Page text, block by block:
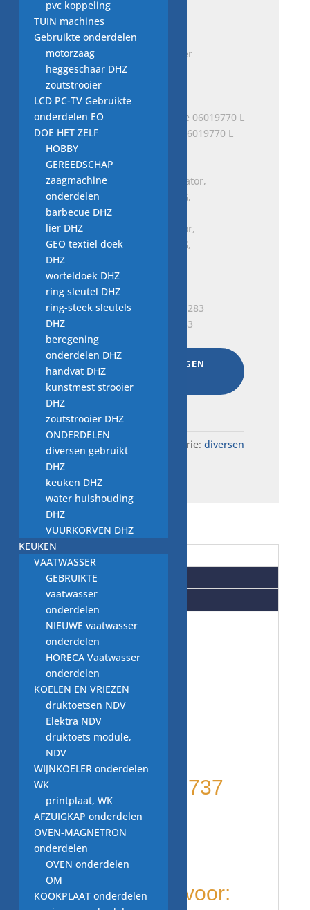
0.05 A
€5,00
drukregelaar vaatwasser
€5,00
beugel afdekplaat Miele 06019770 L
€3,00
zij-inlaat condensventilator,
ABS3204330TS 3204320PG,
€3,00
lampje Miele T.Nr. 3971283
€4,00
AAN WINKELWAGEN
M91N..8760 Categorie: diversen
onderdelen VW
Beschrijving
Aanvullende informatie
Beoordelingen (0)
vaatwasser
onderdelen:
tweedehands
thermostaat
zekering typ 1 737
200, 0.05
Avaatwasser
word gebruikt voor:
pvc koppeling
TUIN machines
Gebruikte onderdelen
motorzaag
heggeschaar DHZ
zoutstrooier
LCD PC-TV Gebruikte
onderdelen EO
DOE HET ZELF
HOBBY
GEREEDSCHAP
zaagmachine
onderdelen
barbecue DHZ
lier DHZ
GEO textiel doek
DHZ
worteldoek DHZ
ring sleutel DHZ
ring-steek sleutels
DHZ
beregening
onderdelen DHZ
handvat DHZ
kunstmest strooier
DHZ
zoutstrooier DHZ
ONDERDELEN
diversen gebruikt
DHZ
keuken DHZ
water huishouding
DHZ
VUURKORVEN DHZ
KEUKEN
VAATWASSER
GEBRUIKTE
vaatwasser
onderdelen
NIEUWE vaatwasser
onderdelen
HORECA Vaatwasser
onderdelen
KOELEN EN VRIEZEN
druktoetsen NDV
Elektra NDV
druktoets module,
NDV
WIJNKOELER onderdelen
WK
printplaat, WK
AFZUIGKAP onderdelen
OVEN-MAGNETRON
onderdelen
OVEN onderdelen
OM
KOOKPLAAT onderdelen